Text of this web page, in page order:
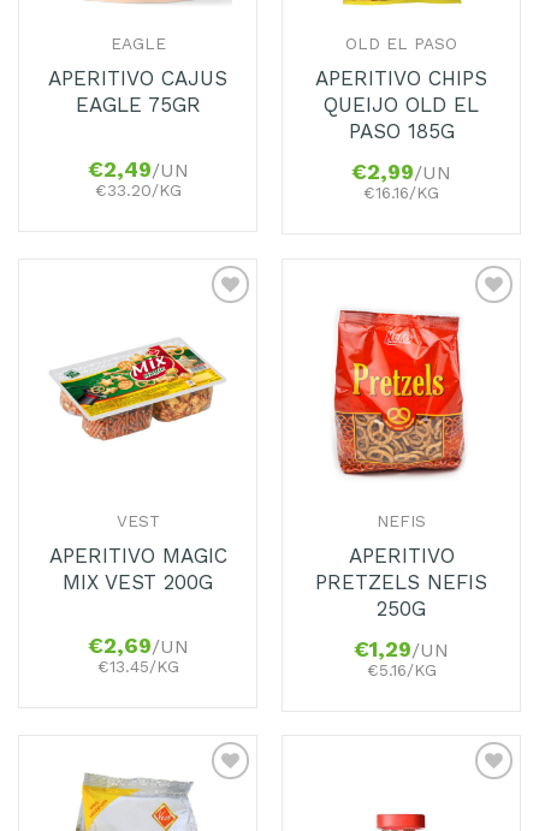
EAGLE
APERITIVO CAJUS
EAGLE 75GR
€2,49/UN
€33.20/KG
OLD EL PASO
APERITIVO CHIPS
QUEIJO OLD EL
PASO 185G
€2,99/UN
€16.16/KG
Adicionar
aos
Favoritos
VEST
APERITIVO MAGIC
MIX VEST 200G
€2,69/UN
€13.45/KG
Adicionar
Favoritos
NEFIS
APERITIVO
PRETZELS NEFIS
250G
€1,29/UN
€5.16/KG
Adicionar